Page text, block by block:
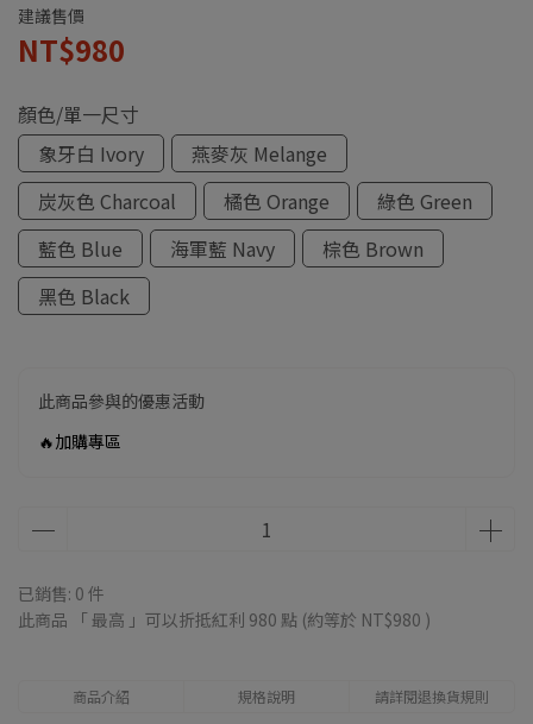
建議售價
NT$980
顏色/單一尺寸
象牙白 Ivory
燕麥灰 Melange
炭灰色 Charcoal
橘色 Orange
綠色 Green
藍色 Blue
海軍藍 Navy
棕色 Brown
黑色 Black
此商品參與的優惠活動
🔥加購專區
已銷售: 0 件
此商品 「 最高 」可以折抵紅利 980 點 (約等於 NT$980 )
商品介紹 規格說明 請詳閱退換貨規則